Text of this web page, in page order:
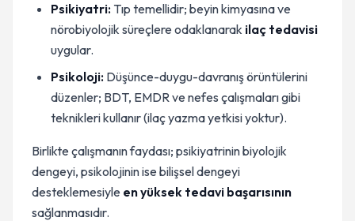
Psikiyatri: Tıp temellidir; beyin kimyasına ve
nörobiyolojik süreçlere odaklanarak ilaç tedavisi
uygular.
Psikoloji: Düşünce-duygu-davranış örüntülerini
düzenler; BDT, EMDR ve nefes çalışmaları gibi
teknikleri kullanır (ilaç yazma yetkisi yoktur).
Birlikte çalışmanın faydası; psikiyatrinin biyolojik
dengeyi, psikolojinin ise bilişsel dengeyi
desteklemesiyle en yüksek tedavi başarısının
sağlanmasıdır.